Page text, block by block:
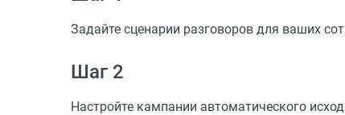
Задайте сценарии разговоров для ваших
Шаг 2
Настройте кампании автоматического